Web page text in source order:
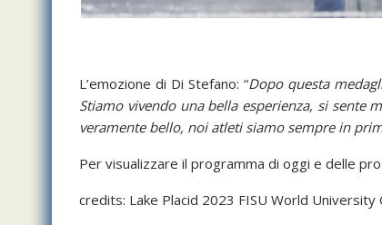
L’emozione di Di Stefano: “Dopo questa
Stiamo vivendo una bella esperienza, si sente
veramente bello, noi atleti siamo sempre in
Per visualizzare il programma di oggi e delle
credits: Lake Placid 2023 FISU World University